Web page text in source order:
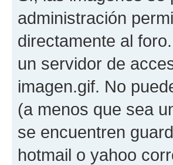
administración
directamente al
un servidor de
imagen.gif. No
(a menos que sea
se encuentren
hotmail o yahoo